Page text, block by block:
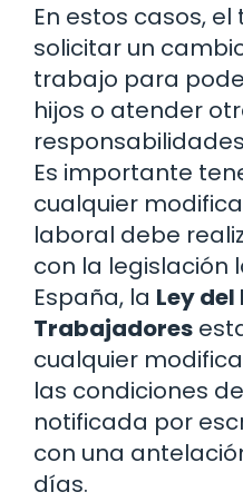
En estos casos,
solicitar un
trabajo para
hijos o atender
Es importante
cualquier
laboral debe
con la legislación
España, la Ley
Trabajadores
cualquier
las condiciones
notificada por
con una
días.